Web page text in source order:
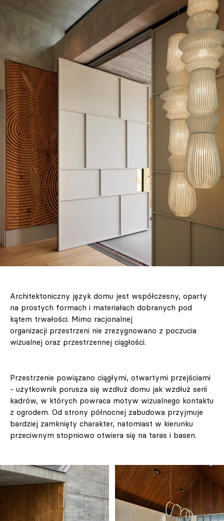
Architektoniczny język domu jest współczesny, oparty
na prostych formach i materiałach dobranych pod
kątem trwałości. Mimo racjonalnej
organizacji przestrzeni nie zrezygnowano z poczucia
wizualnej oraz przestrzennej ciągłości.
Przestrzenie powiązano ciągłymi, otwartymi przejściami
- użytkownik porusza się wzdłuż domu jak wzdłuż serii
kadrów, w których powraca motyw wizualnego kontaktu
z ogrodem. Od strony północnej zabudowa przyjmuje
bardziej zamknięty charakter, natomiast w kierunku
przeciwnym stopniowo otwiera się na taras i basen.